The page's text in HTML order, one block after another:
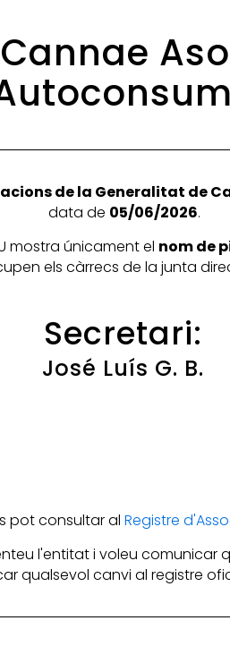
de la Generalitat de
data de 05/06/2026.
mostra únicament el nom de
els càrrecs de la junta
Secretari:
José Luís G. B.
pot consultar al Registre
l'entitat i voleu
qualsevol canvi al registre